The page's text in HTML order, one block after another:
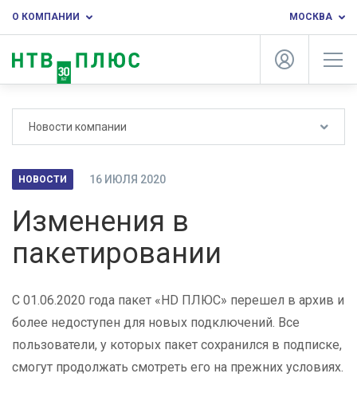
О КОМПАНИИ МОСКВА
Новости компании
НОВОСТИ 16 ИЮЛЯ 2020
Изменения в
пакетировании
С 01.06.2020 года пакет «HD ПЛЮС» перешел в архив и
более недоступен для новых подключений. Все
пользователи, у которых пакет сохранился в подписке,
смогут продолжать смотреть его на прежних условияx.